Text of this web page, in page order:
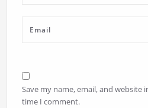
Save my name, email, and
time I comment.